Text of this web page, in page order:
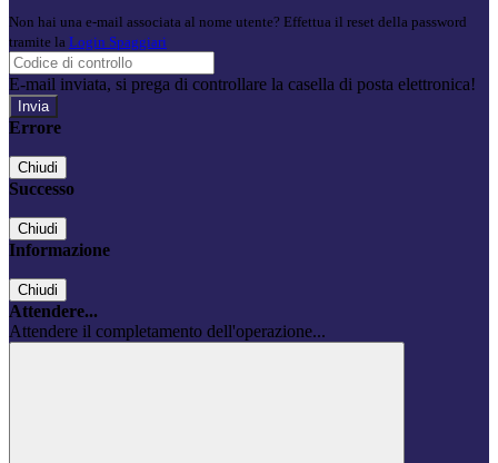
Non hai una e-mail associata al nome utente? Effettua il reset della password
tramite la Login Spaggiari
E-mail inviata, si prega di controllare la casella di posta elettronica!
Errore
Chiudi
Successo
Chiudi
Informazione
Chiudi
Attendere...
Attendere il completamento dell'operazione...